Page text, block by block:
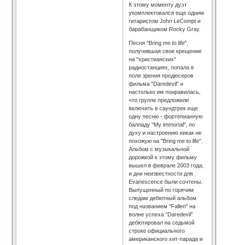
К этому моменту дуэт
укомплектовался еще одним
гитаристом John LeCompt и
барабанщиком Rocky Gray.
Песня "Bring me to life",
получившая свое крещение
на "христианских"
радиостанциях, попала в
поле зрения продюсеров
фильма "Daredevil" и
настолько им понравилась,
что группе предложили
включить в саундтрек еще
одну песню - фортепианную
балладу "My immortal", по
духу и настроению никак не
похожую на "Bring me to life".
Альбом с музыкальной
дорожкой к этому фильму
вышел в феврале 2003 года,
и дни неизвестности для
Evanescence были сочтены.
Выпущенный по горячим
следам дебютный альбом
под названием "Fallen" на
волне успеха "Daredevil"
дебютировал на седьмой
строке официального
американского хит-парада и